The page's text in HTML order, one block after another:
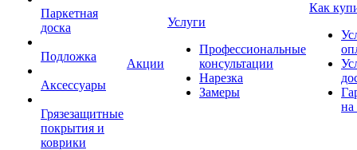
Паркетная
доска
Подложка
Аксессуары
Грязезащитные
покрытия и
коврики
Акции
Услуги
Профессиональные
консультации
Нарезка
Замеры
Как
на